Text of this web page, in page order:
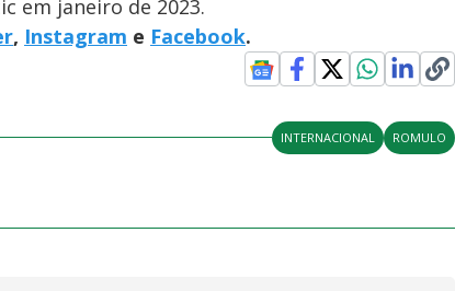
em janeiro de 2023.
, Instagram e Facebook.
INTERNACIONAL ROMULO